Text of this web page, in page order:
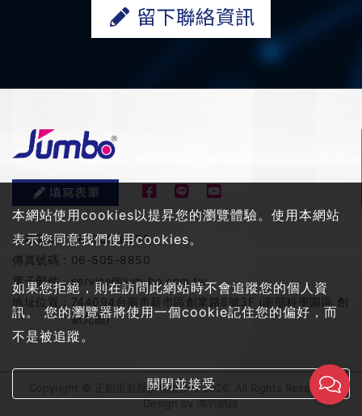
留下聯絡資訊
填寫表單
服務電話：06-505-8858
傳真號碼： 06-505-8850
電子郵件：service@jum-bo.com.tw
地址位置： 744094台南市新市區創業路8號3F (南部科學園區 創
新九館)
Copyright © 正鉑雷射股份有限公司 2026. All Rights Reserved
Design by鴻羽網路
本網站使用cookies以提昇您的瀏覽體驗。使用本網站
表示您同意我們使用cookies。
如果您拒絕，則在訪問此網站時不會追蹤您的個人資
訊。 您的瀏覽器將使用一個cookie記住您的偏好，而
不是被追蹤。
關閉並接受